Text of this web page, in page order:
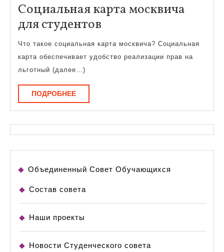
Социальная карта москвича
для студентов
карта
москвича
Что такое социальная карта москвича? Социальная
карта обеспечивает удобство реализации прав на
льготный (далее…)
ПОДРОБНЕЕПОДРОБНЕЕ
Объединенный Совет Обучающихся
Состав совета
Наши проекты
Новости Студенческого совета